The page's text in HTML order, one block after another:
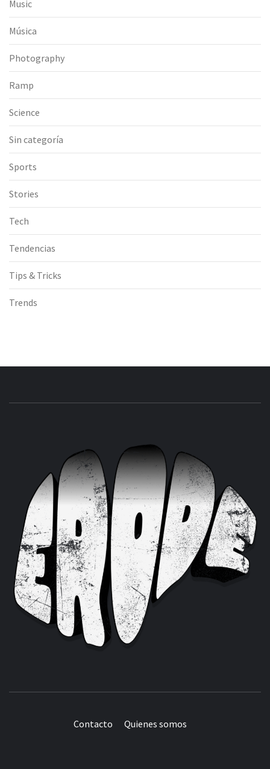
Music
Música
Photography
Ramp
Science
Sin categoría
Sports
Stories
Tech
Tendencias
Tips & Tricks
Trends
Contacto Quienes somos